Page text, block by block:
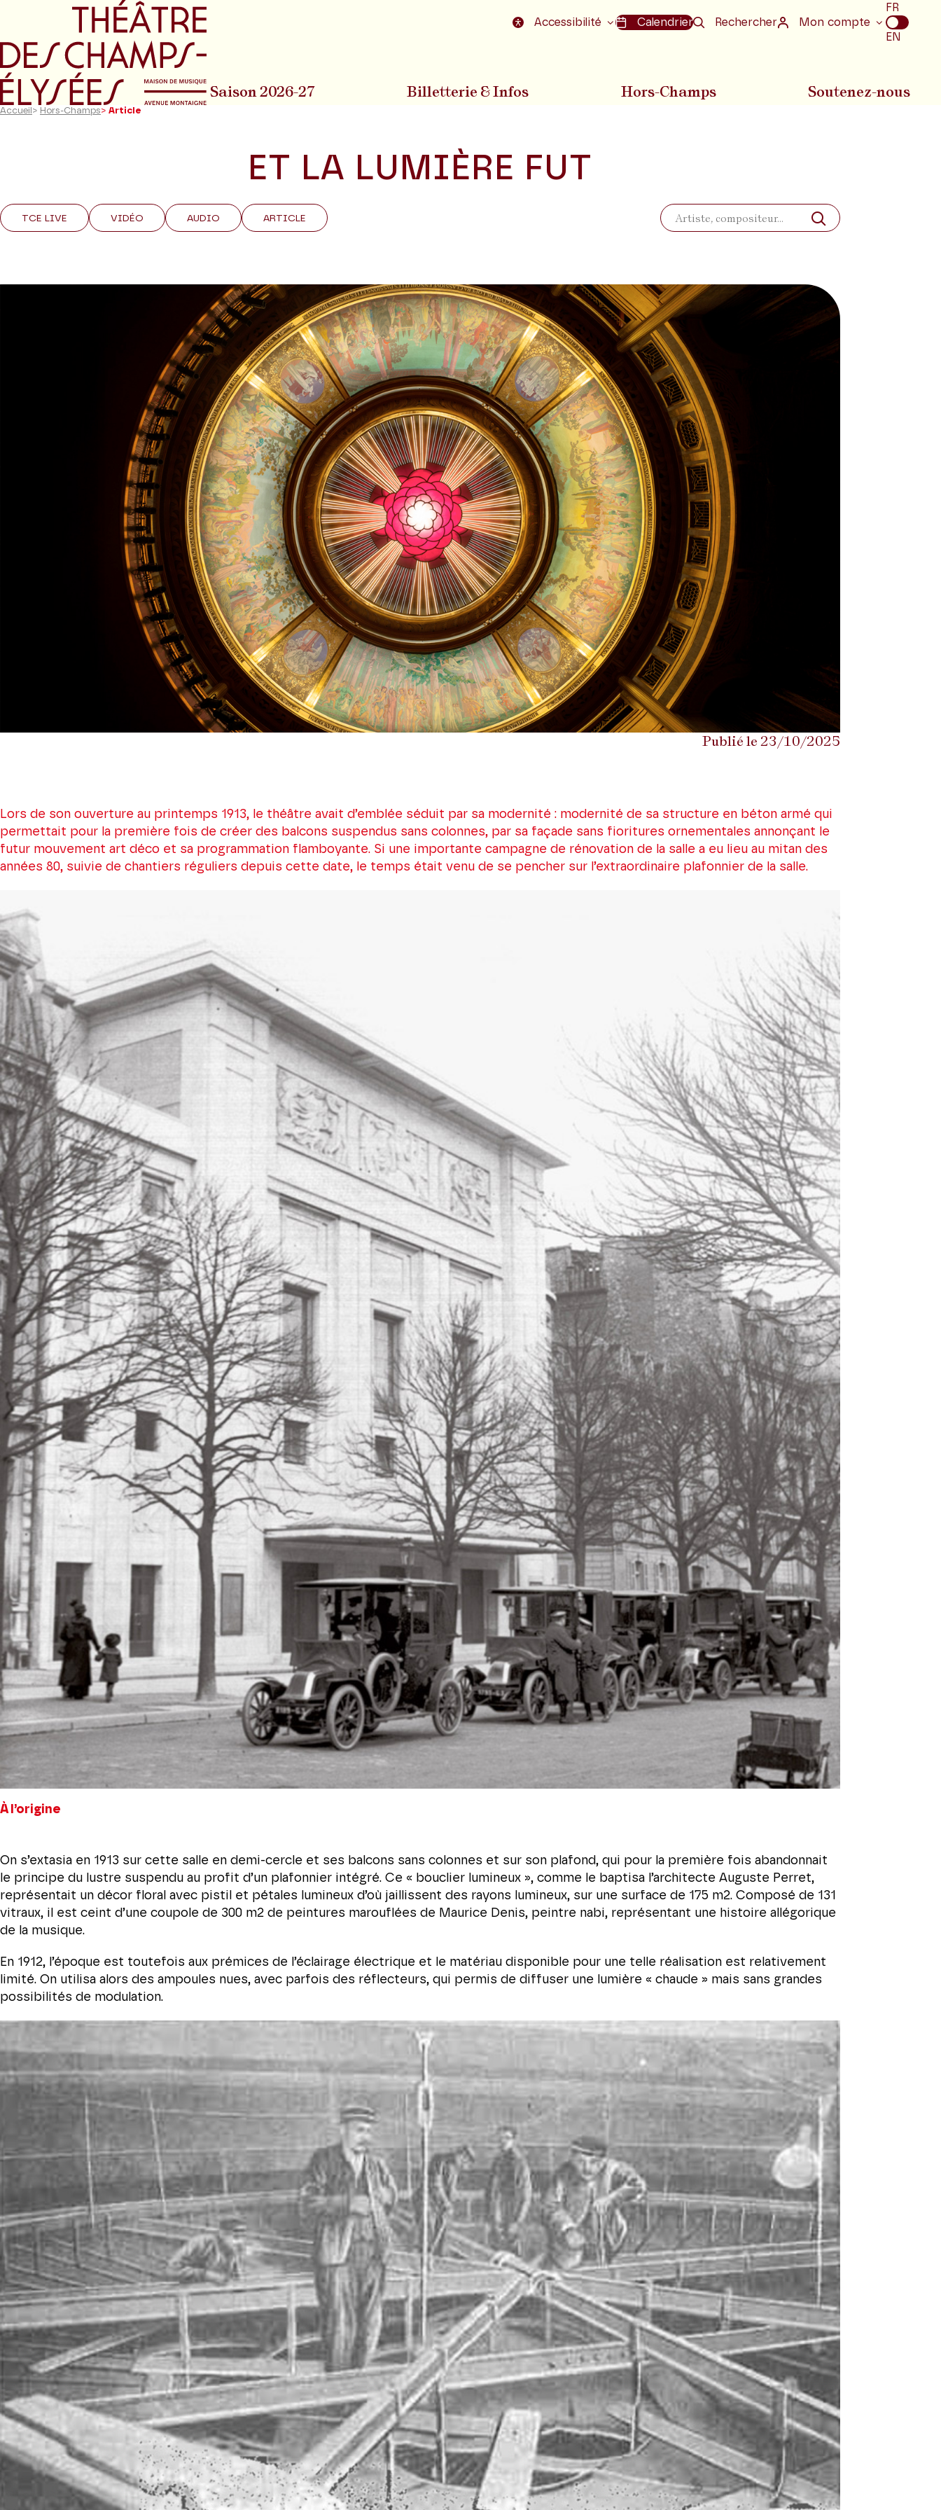
Aller au menu principal Aller au pied de la page Accessibilité Calendrier Rechercher Mon compte
Choix
de
la
FR
EN
Saison 2026-27 Billetterie & Infos Hors-Champs Soutenez-nous
Accueil > Hors-Champs> Article
ET LA LUMIÈRE FUT
TCE LIVE VIDÉO AUDIO ARTICLE
Rechercher
Publié le 23/10/2025
Lors de son ouverture au printemps 1913, le théâtre avait d’emblée séduit par sa modernité : modernité de sa structure en béton armé qui
permettait pour la première fois de créer des balcons suspendus sans colonnes, par sa façade sans fioritures ornementales annonçant le
futur mouvement art déco et sa programmation flamboyante. Si une importante campagne de rénovation de la salle a eu lieu au mitan des
années 80, suivie de chantiers réguliers depuis cette date, le temps était venu de se pencher sur l’extraordinaire plafonnier de la salle.
À l’origine
On s’extasia en 1913 sur cette salle en demi-cercle et ses balcons sans colonnes et sur son plafond, qui pour la première fois abandonnait
le principe du lustre suspendu au profit d’un plafonnier intégré. Ce « bouclier lumineux », comme le baptisa l’architecte Auguste Perret,
représentait un décor floral avec pistil et pétales lumineux d’où jaillissent des rayons lumineux, sur une surface de 175 m2. Composé de 131
vitraux, il est ceint d’une coupole de 300 m2 de peintures marouflées de Maurice Denis, peintre nabi, représentant une histoire allégorique
de la musique.
En 1912, l’époque est toutefois aux prémices de l’éclairage électrique et le matériau disponible pour une telle réalisation est relativement
limité. On utilisa alors des ampoules nues, avec parfois des réflecteurs, qui permis de diffuser une lumière « chaude » mais sans grandes
possibilités de modulation.